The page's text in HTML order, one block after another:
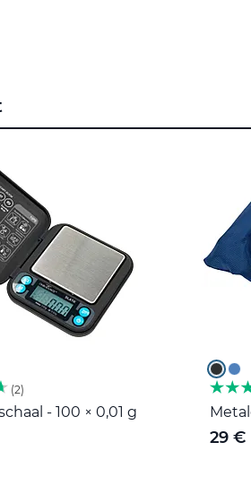
2
- 100 × 0,01 g
29 €